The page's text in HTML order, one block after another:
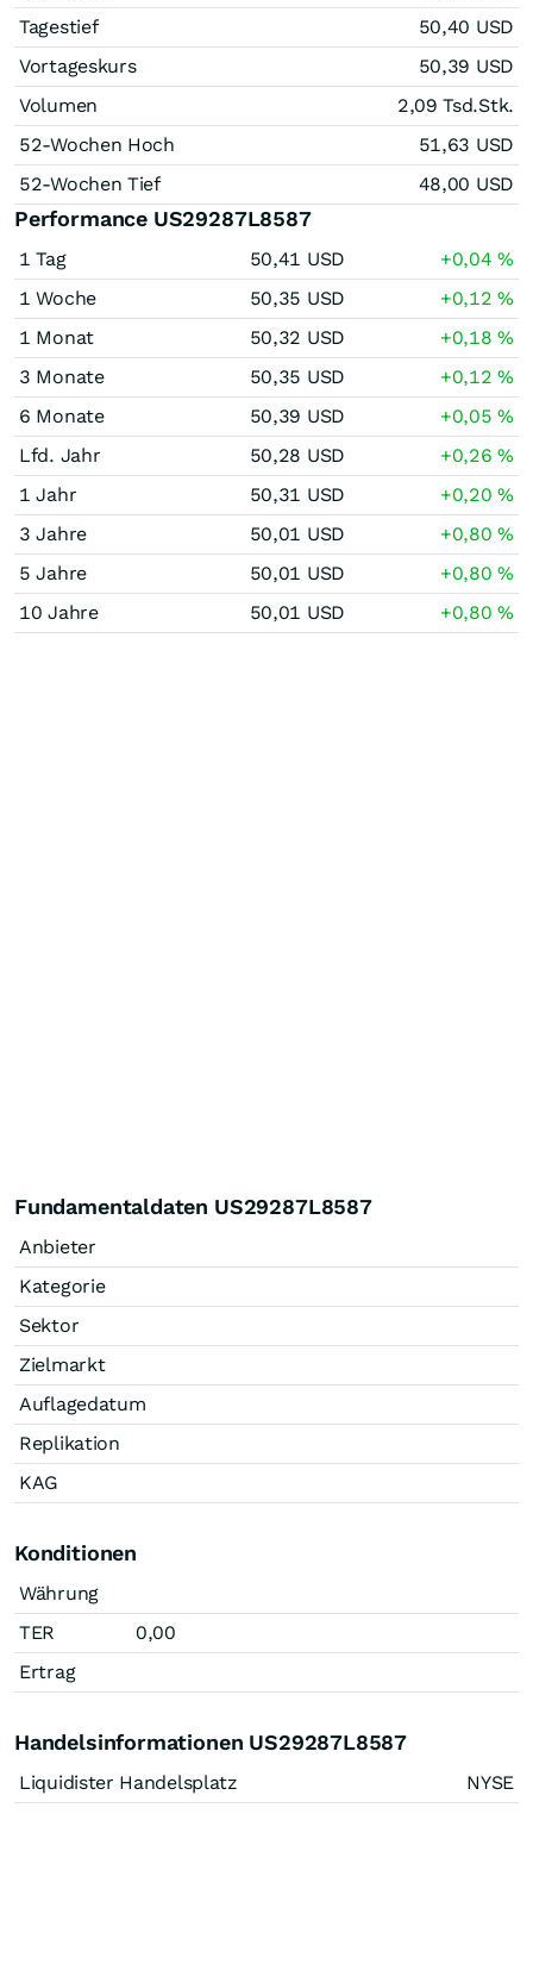
Tagestief
50,40 USD
Vortageskurs
50,39 USD
Volumen
2,09 Tsd.Stk.
52-Wochen Hoch
51,63 USD
52-Wochen Tief
48,00 USD
Performance US29287L8587
1 Tag 50,41 USD +0,04%
1 Woche
50,35 USD +0,12%
1 Monat
50,32 USD +0,18%
3 Monate
50,35 USD +0,12%
6 Monate
50,39 USD +0,05%
Lfd. Jahr
50,28 USD +0,26%
1 Jahr
50,31 USD +0,20%
3 Jahre
50,01 USD +0,80%
5 Jahre
50,01 USD +0,80%
10 Jahre
50,01 USD +0,80%
Fundamentaldaten US29287L8587
Anbieter
Kategorie
Sektor
Zielmarkt
Auflagedatum
Replikation
KAG
Konditionen
Währung
TER
0,00
Ertrag
Handelsinformationen US29287L8587
Liquidister Handelsplatz NYSE